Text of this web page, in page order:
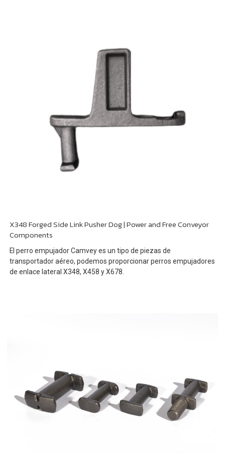
X348 Forged Side Link Pusher Dog | Power and Free Conveyor
Components
El perro empujador Camvey es un tipo de piezas de
transportador aéreo, podemos proporcionar perros empujadores
de enlace lateral X348, X458 y X678.